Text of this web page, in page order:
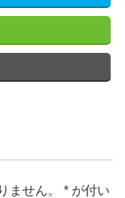
ません。 * が付い